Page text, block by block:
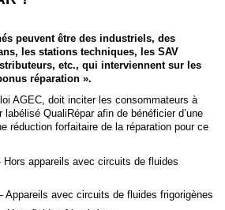
peuvent être des industriels, des
les stations techniques, les SAV
etc., qui interviennent sur les
réparation ».
AGEC, doit inciter les consommateurs à
labélisé QualiRépar afin de bénéficier d’une
réduction forfaitaire de la réparation pour ce
Hors appareils avec circuits de fluides
Appareils avec circuits de fluides frigorigènes